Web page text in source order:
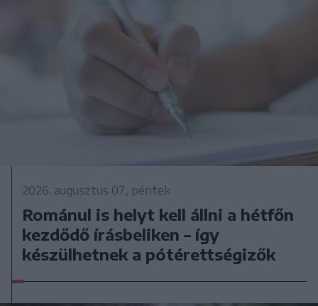
2026. augusztus 07., péntek
Románul is helyt kell állni a hétfőn
kezdődő írásbeliken – így
készülhetnek a pótérettségizők